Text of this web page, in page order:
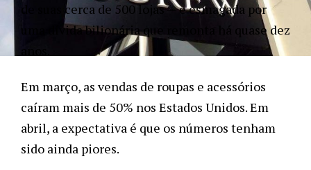
de suas cerca de 500 lojas — e esmagada por
uma dívida bilionária que remonta há quase dez
anos.
Em março, as vendas de roupas e acessórios
caíram mais de 50% nos Estados Unidos. Em
abril, a expectativa é que os números tenham
sido ainda piores.